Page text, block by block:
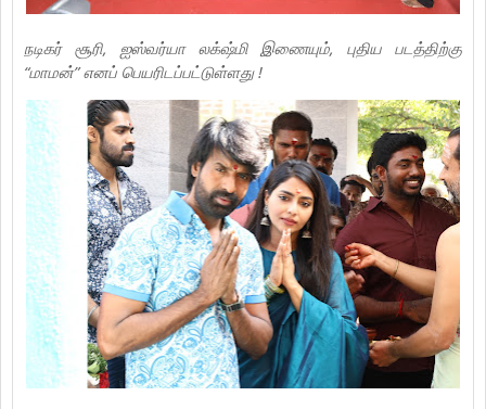
நடிகர் சூரி, ஐஸ்வர்யா லக்‌ஷ்மி இணையும், புதிய படத்திற்கு
“மாமன்” எனப் பெயரிடப்பட்டுள்ளது !